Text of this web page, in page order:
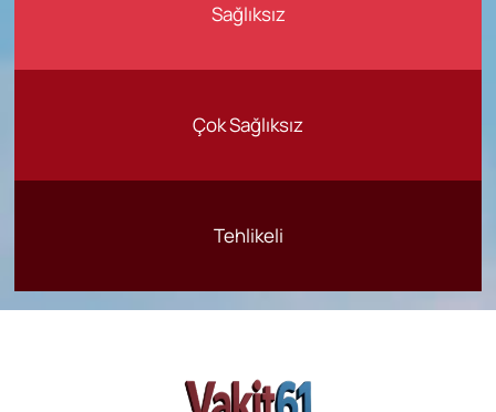
Sağlıksız
Çok Sağlıksız
Tehlikeli